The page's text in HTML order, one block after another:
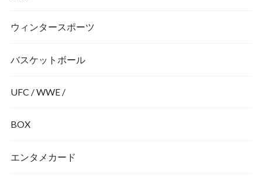
ウィンタースポーツ
バスケットボール
UFC / WWE /
BOX
エンタメカード